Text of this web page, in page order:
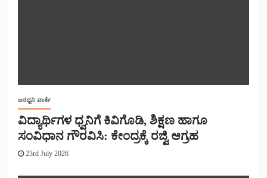
ಜನಧ್ವನಿ ವಾರ್ತೆ
ವಿದ್ಯಾರ್ಥಿಗಳ ಧ್ವನಿಗೆ ಕಿವಿಗೊಡಿ, ಶಿಕ್ಷಣ ಹಾಗೂ
ಸಂವಿಧಾನ ಗೌರವಿಸಿ: ಕೇಂದ್ರಕ್ಕೆ ರಜ್ವಿ ಆಗ್ರಹ
23rd July 2026